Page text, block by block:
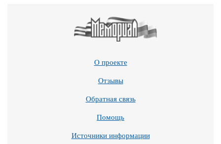
О проекте
Отзывы
Обратная связь
Помощь
Источники информации